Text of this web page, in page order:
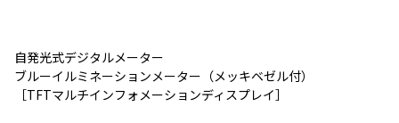
自発光式デジタルメーター
ブルーイルミネーションメーター（メッキベゼル付）
［TFTマルチインフォメーションディスプレイ］